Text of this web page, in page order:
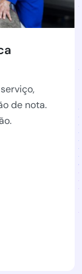
de nota.